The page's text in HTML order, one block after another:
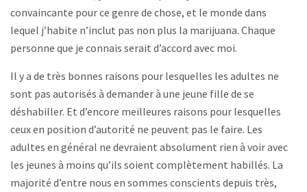
convaincante pour ce genre de chose, et le monde dans
lequel j’habite n’inclut pas non plus la marijuana. Chaque
personne que je connais serait d’accord avec moi.
Il y a de très bonnes raisons pour lesquelles les adultes ne
sont pas autorisés à demander à une jeune fille de se
déshabiller. Et d’encore meilleures raisons pour lesquelles
ceux en position d’autorité ne peuvent pas le faire. Les
adultes en général ne devraient absolument rien à voir avec
les jeunes à moins qu’ils soient complètement habillés. La
majorité d’entre nous en sommes conscients depuis très,